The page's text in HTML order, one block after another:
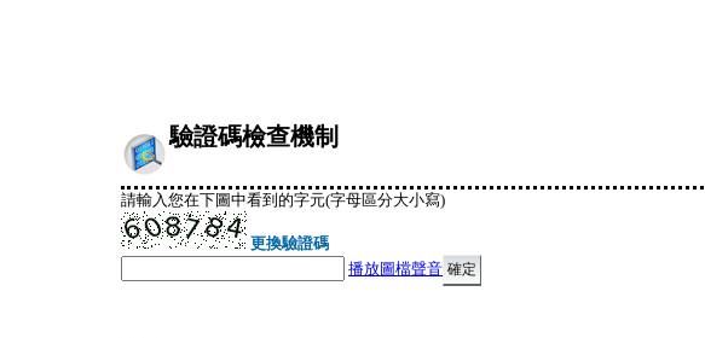
驗證碼檢查機制
請輸入您在下圖中看到的字元(字母區分大小寫)
更換驗證碼
播放圖檔聲音